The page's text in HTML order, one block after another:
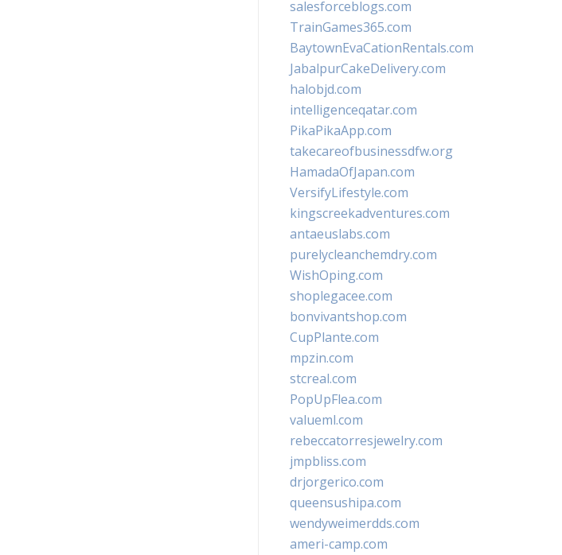
salesforceblogs.com
TrainGames365.com
BaytownEvaCationRentals.com
JabalpurCakeDelivery.com
halobjd.com
intelligenceqatar.com
PikaPikaApp.com
takecareofbusinessdfw.org
HamadaOfJapan.com
VersifyLifestyle.com
kingscreekadventures.com
antaeuslabs.com
purelycleanchemdry.com
WishOping.com
shoplegacee.com
bonvivantshop.com
CupPlante.com
mpzin.com
stcreal.com
PopUpFlea.com
valueml.com
rebeccatorresjewelry.com
jmpbliss.com
drjorgerico.com
queensushipa.com
wendyweimerdds.com
ameri-camp.com